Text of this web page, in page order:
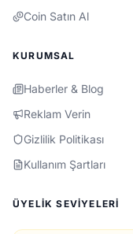
Coin Satın Al
KURUMSAL
Haberler & Blog
Reklam Verin
Gizlilik Politikası
Kullanım Şartları
ÜYELIK SEVIYELERI